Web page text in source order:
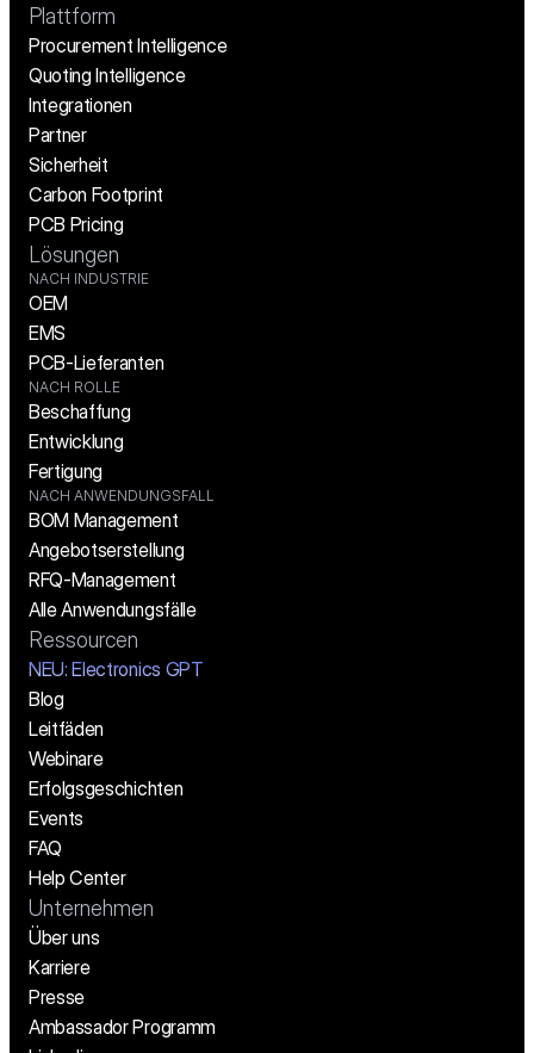
Plattform
Procurement Intelligence
Quoting Intelligence
Integrationen
Partner
Sicherheit
Carbon Footprint
PCB Pricing
Lösungen
NACH INDUSTRIE
OEM
EMS
PCB-Lieferanten
NACH ROLLE
Beschaffung
Entwicklung
Fertigung
NACH ANWENDUNGSFALL
BOM Management
Angebotserstellung
RFQ-Management
Alle Anwendungsfälle
Ressourcen
NEU: Electronics GPT
Blog
Leitfäden
Webinare
Erfolgsgeschichten
Events
FAQ
Help Center
Unternehmen
Über uns
Karriere
Presse
Ambassador Programm